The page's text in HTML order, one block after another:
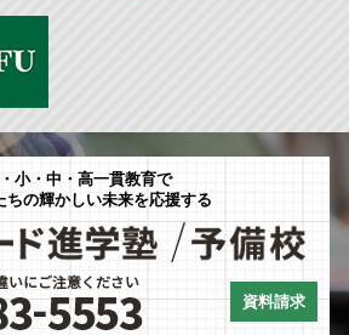
小・中・高一貫教育で
ちの輝かしい未来を応援する
資料請求